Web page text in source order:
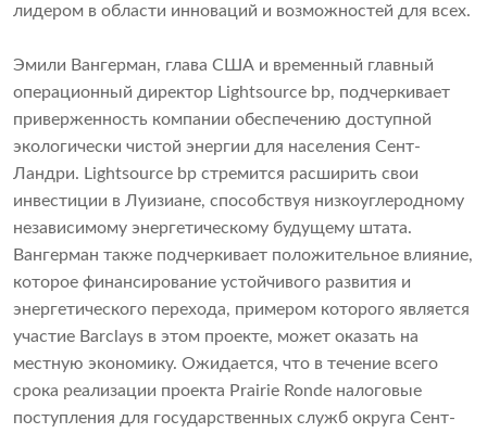
лидером в области инноваций и возможностей для всех.
Эмили Вангерман, глава США и временный главный
операционный директор Lightsource bp, подчеркивает
приверженность компании обеспечению доступной
экологически чистой энергии для населения Сент-
Ландри. Lightsource bp стремится расширить свои
инвестиции в Луизиане, способствуя низкоуглеродному
независимому энергетическому будущему штата.
Вангерман также подчеркивает положительное влияние,
которое финансирование устойчивого развития и
энергетического перехода, примером которого является
участие Barclays в этом проекте, может оказать на
местную экономику. Ожидается, что в течение всего
срока реализации проекта Prairie Ronde налоговые
поступления для государственных служб округа Сент-